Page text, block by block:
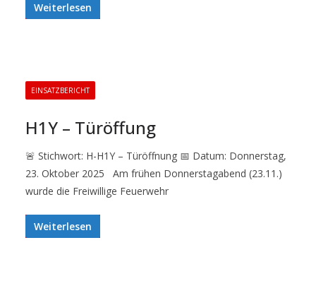
Weiterlesen
EINSATZBERICHT
H1Y – Türöffung
🚨 Stichwort: H-H1Y – Türöffnung 📅 Datum: Donnerstag,
23. Oktober 2025 Am frühen Donnerstagabend (23.11.)
wurde die Freiwillige Feuerwehr
Weiterlesen